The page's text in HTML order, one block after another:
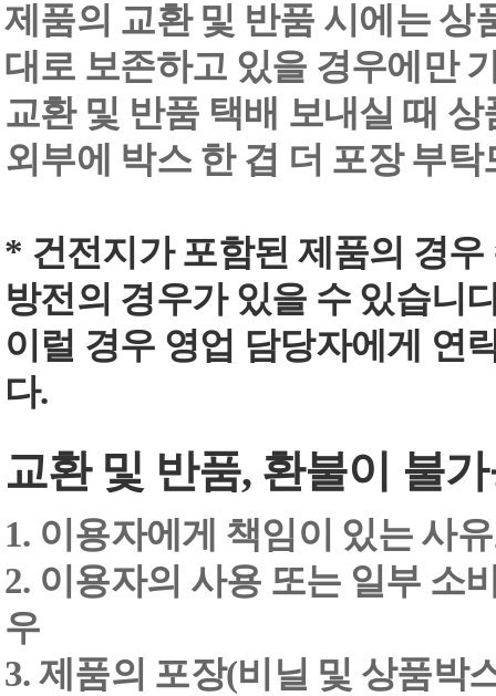
제품의 교환 및 반품 시에는 상
대로 보존하고 있을 경우에만
교환 및 반품 택배 보내실 때
외부에 박스 한 겹 더 포장 부탁
* 건전지가 포함된 제품의 경
방전의 경우가 있을 수 있습니
이럴 경우 영업 담당자에게 연
다.
교환 및 반품, 환불이 불
1. 이용자에게 책임이 있는 사
2. 이용자의 사용 또는 일부 소
우
3. 제품의 포장(비닐 및 상품박